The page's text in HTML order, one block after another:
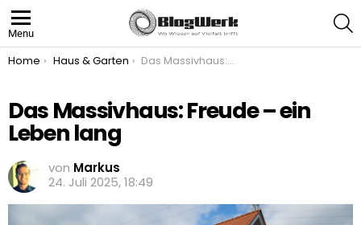
Menu
You are here:
Home Haus & Garten Das Massivhaus: Freude – ein Leben lang
Das Massivhaus: Freude – ein
Leben lang
von Markus
24. Juli 2025, 18:49